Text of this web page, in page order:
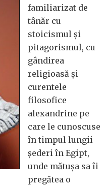
familiarizat de
tânăr cu
stoicismul și
pitagorismul, cu
gândirea
religioasă și
curentele
filosofice
alexandrine pe
care le cunoscuse
în timpul lungii
șederi în Egipt,
unde mătușa sa îi
pregătea o